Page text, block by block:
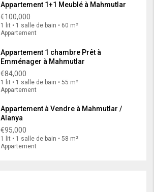
Appartement 1+1 Meublé à Mahmutlar
€100,000
1 lit • 1 salle de bain • 60 m²
Appartement
Appartement 1 chambre Prêt à
Emménager à Mahmutlar
€84,000
1 lit • 1 salle de bain • 55 m²
Appartement
Appartement à Vendre à Mahmutlar /
Alanya
€95,000
1 lit • 1 salle de bain • 58 m²
Appartement